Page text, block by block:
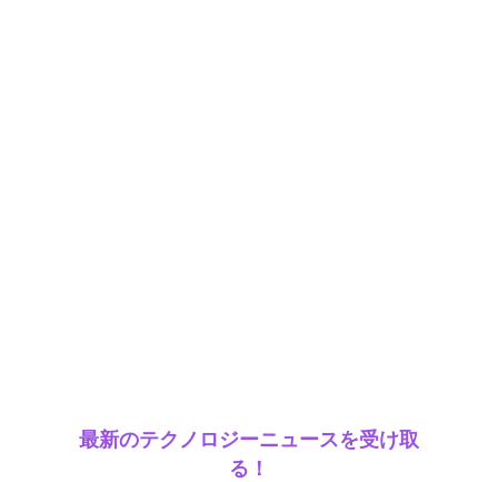
最新のテクノロジーニュースを受け取
る！